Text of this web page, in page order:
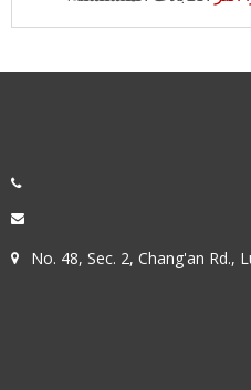
No. 48, Sec. 2, Chang'an Rd.,